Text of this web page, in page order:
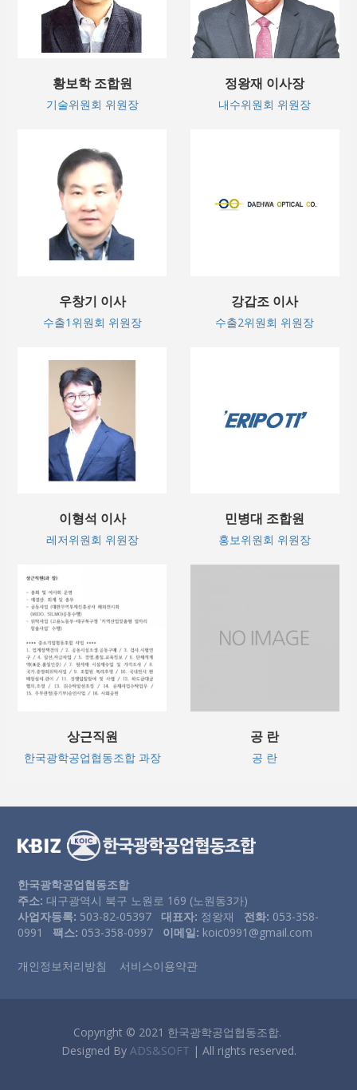
황보학 조합원
기술위원회 위원장
정왕재 이사장
내수위원회 위원장
우창기 이사
수출1위원회 위원장
강갑조 이사
수출2위원회 위원장
이형석 이사
레저위원회 위원장
민병대 조합원
홍보위원회 위원장
상근직원
한국광학공업협동조합 과장
공 란
공 란
한국광학공업협동조합
주소: 대구광역시 북구 노원로 169 (노원동3가)
사업자등록: 503-82-05397 대표자: 정왕재 전화: 053-358-
0991
팩스: 053-358-0997 이메일: koic0991@gmail.com
개인정보처리방침 서비스이용약관
Copyright © 2021 한국광학공업협동조합.
Designed By ADS&SOFT | All rights reserved.